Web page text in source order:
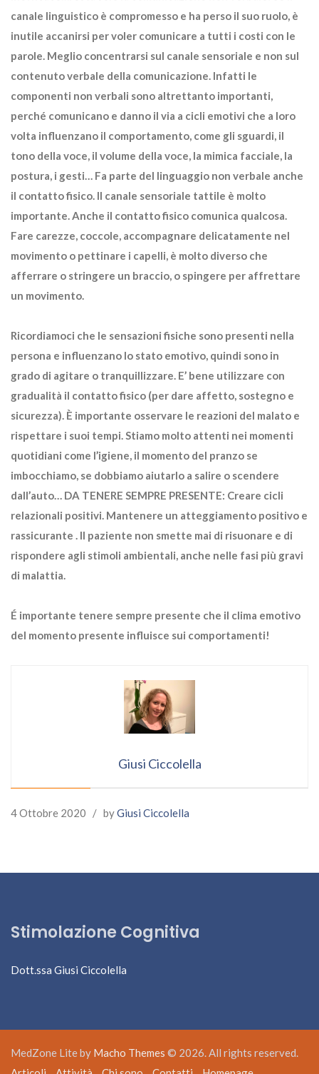
canale linguistico è compromesso e ha perso il suo ruolo, è
inutile accanirsi per voler comunicare a tutti i costi con le
parole. Meglio concentrarsi sul canale sensoriale e non sul
contenuto verbale della comunicazione. Infatti le
componenti non verbali sono altrettanto importanti,
perché comunicano e danno il via a cicli emotivi che a loro
volta influenzano il comportamento, come gli sguardi, il
tono della voce, il volume della voce, la mimica facciale, la
postura, i gesti… Fa parte del linguaggio non verbale anche
il contatto fisico. Il canale sensoriale tattile è molto
importante. Anche il contatto fisico comunica qualcosa.
Fare carezze, coccole, accompagnare delicatamente nel
movimento o pettinare i capelli, è molto diverso che
afferrare o stringere un braccio, o spingere per affrettare
un movimento.
Ricordiamoci che le sensazioni fisiche sono presenti nella
persona e influenzano lo stato emotivo, quindi sono in
grado di agitare o tranquillizzare. E’ bene utilizzare con
gradualità il contatto fisico (per dare affetto, sostegno e
sicurezza). È importante osservare le reazioni del malato e
rispettare i suoi tempi. Stiamo molto attenti nei momenti
quotidiani come l’igiene, il momento del pranzo se
imbocchiamo, se dobbiamo aiutarlo a salire o scendere
dall’auto… DA TENERE SEMPRE PRESENTE: Creare cicli
relazionali positivi. Mantenere un atteggiamento positivo e
rassicurante . Il paziente non smette mai di risuonare e di
rispondere agli stimoli ambientali, anche nelle fasi più gravi
di malattia.
É importante tenere sempre presente che il clima emotivo
del momento presente influisce sui comportamenti!
Giusi Ciccolella
4 Ottobre 2020 / byGiusi Ciccolella
Stimolazione Cognitiva
Dott.ssa Giusi Ciccolella
MedZone Lite by Macho Themes © 2026. All rights reserved.